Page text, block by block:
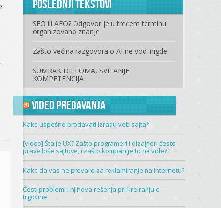
Poslednji tekstovi
SEO ili AEO? Odgovor je u trećem terminu:
organizovano znanje
Zašto većina razgovora o AI ne vodi nigde
SUMRAK DIPLOMA, SVITANJE
KOMPETENCIJA
Video predavanja
Kako uspešno prodavati izradu veb sajta?
[video] Šta je UX? Zašto programeri i dizajneri često
prave loše sajtove, i zašto kompanije to ne vide?
Kako da vas ne prevare za reklamiranje na internetu?
Česti problemi i njihova rešenja pri kreiranju e-
trgovine